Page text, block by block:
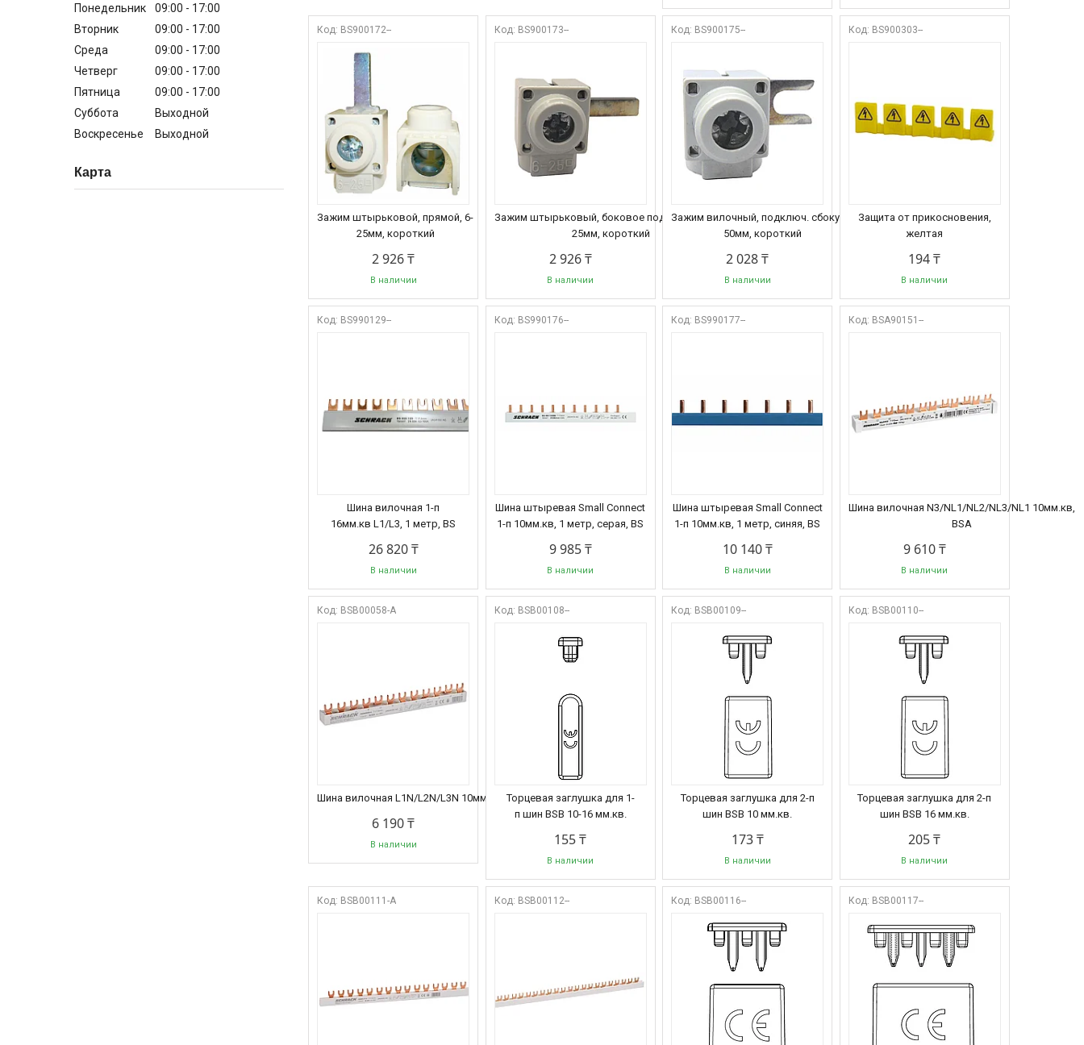
BS900172--
Зажим штырьковой, прямой, 6-
25мм, короткий
2 926 ₸
В наличии
BS900173--
Зажим штырьковый, боковое подключение, 6-
25мм, короткий
2 926 ₸
В наличии
BS900175--
Зажим вилочный, подключ. сбоку, 6-
50мм, короткий
2 028 ₸
В наличии
BS900303--
Защита от прикосновения,
желтая
194 ₸
В наличии
BS990129--
Шина вилочная 1-п
16мм.кв L1/L3, 1 метр, BS
26 820 ₸
В наличии
BS990176--
Шина штыревая Small Connect
1-п 10мм.кв, 1 метр, серая, BS
9 985 ₸
В наличии
BS990177--
Шина штыревая Small Connect
1-п 10мм.кв, 1 метр, синяя, BS
10 140 ₸
В наличии
BSA90151--
Шина вилочная N3/NL1/NL2/NL3/NL1 10мм.кв,
BSA
9 610 ₸
В наличии
BSB00058-A
Шина вилочная L1N/L2N/L3N 10мм.кв, 12 модулей, BSB
6 190 ₸
В наличии
BSB00108--
Торцевая заглушка для 1-
п шин BSB 10-16 мм.кв.
155 ₸
В наличии
BSB00109--
Торцевая заглушка для 2-п
шин BSB 10 мм.кв.
173 ₸
В наличии
BSB00110--
Торцевая заглушка для 2-п
шин BSB 16 мм.кв.
205 ₸
В наличии
BSB00111-A BSB00112-- BSB00116-- BSB00117--
Понедельник 09:00
17:00
Вторник
09:00
17:00
Среда
09:00
17:00
Четверг
09:00
17:00
Пятница
09:00
17:00
Суббота
Выходной
Воскресенье
Выходной
Карта